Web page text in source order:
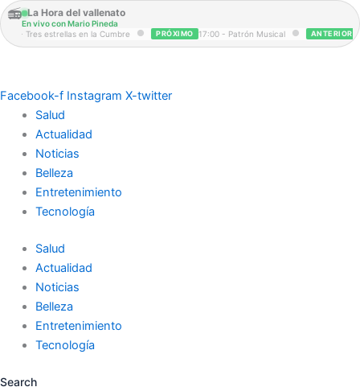
Ir
al
contenido
📻 La Hora del vallenato
En vivo con Mario Pineda
- Tres estrellas en la Cumbre
● PRÓXIMO 17:00 - Patrón Musical ● ANTERIOR
Facebook-f Instagram X-twitter
Salud
Actualidad
Noticias
Belleza
Entretenimiento
Tecnología
Salud
Actualidad
Noticias
Belleza
Entretenimiento
Tecnología
Search